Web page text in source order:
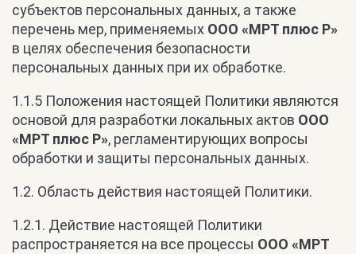
субъектов персональных данных, а также
перечень мер, применяемых ООО «МРТ плюс Р»
в целях обеспечения безопасности
персональных данных при их обработке.
1.1.5 Положения настоящей Политики являются
основой для разработки локальных актов ООО
«МРТ плюс Р», регламентирующих вопросы
обработки и защиты персональных данных.
1.2. Область действия настоящей Политики.
1.2.1. Действие настоящей Политики
распространяется на все процессы ООО «МРТ